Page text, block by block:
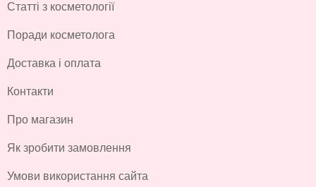
Статті з косметології
Поради косметолога
Доставка і оплата
Контакти
Про магазин
Як зробити замовлення
Умови використання сайта